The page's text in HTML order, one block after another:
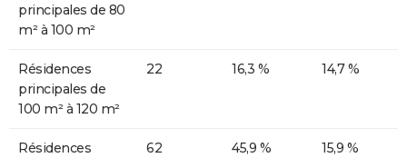
principales de 80
m² à 100 m²
Résidences
principales de
100 m² à 120 m²
22 16,3 % 14,7 %
Résidences
62 45,9 % 15,9 %